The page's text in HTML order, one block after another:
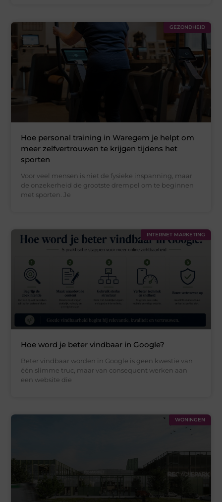
GEZONDHEID
Hoe personal training in Waregem je helpt om
meer zelfvertrouwen te krijgen tijdens het
sporten
Voor veel mensen is niet de fysieke inspanning, maar
de onzekerheid de grootste drempel om te beginnen
met sporten. Je
INTERNET MARKETING
Hoe word je beter vindbaar in Google?
Beter vindbaar worden in Google is geen kwestie van
één slimme truc, maar van consequent werken aan
een website die
WONINGEN